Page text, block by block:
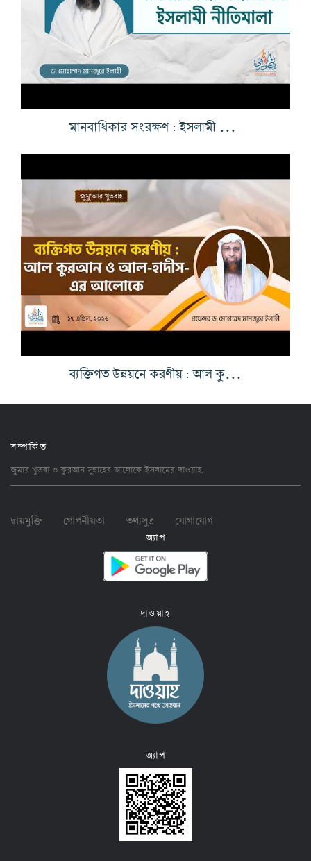
ব্যক্তিগত উন্নয়নে করণীয় : আল কুরআন ও আল-হাদীস-এর আলোকে
সম্পর্কিত
জুমার খুতবা ও কুরআন সুন্নাহের আলোকে ইসলামের দাওয়াহ.
দ্বায়মুক্তি গোপনীয়তা তথ্যসুত্র যোগাযোগ
অ্যাপ
দাওয়াহ
অ্যাপ